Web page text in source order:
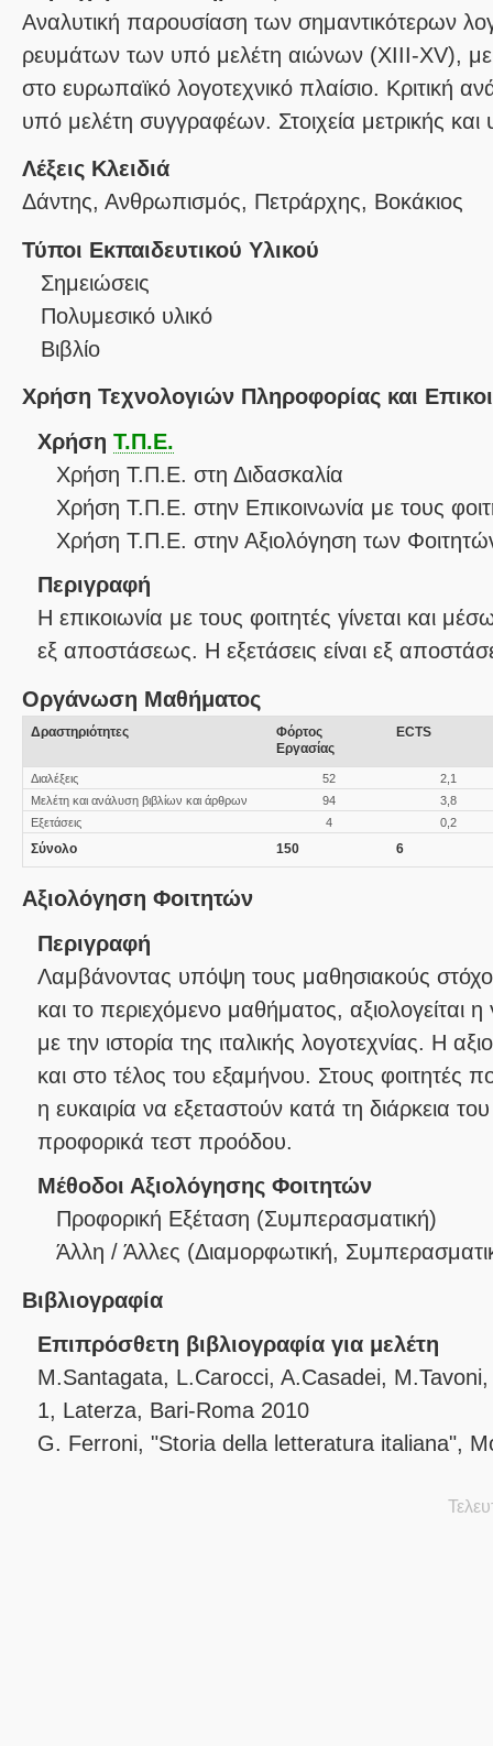
Αναλυτική παρουσίαση των σημαντικότερων
ρευμάτων των υπό μελέτη αιώνων (XIII-XV),
στο ευρωπαϊκό λογοτεχνικό πλαίσιο. Κριτική
υπό μελέτη συγγραφέων. Στοιχεία μετρικής και
Λέξεις Κλειδιά
Δάντης, Ανθρωπισμός, Πετράρχης, Βοκάκιος
Τύποι Εκπαιδευτικού Υλικού
Σημειώσεις
Πολυμεσικό υλικό
Βιβλίο
Χρήση Τεχνολογιών Πληροφορίας και
Χρήση Τ.Π.Ε.
Χρήση Τ.Π.Ε. στη Διδασκαλία
Χρήση Τ.Π.Ε. στην Επικοινωνία με τους
Χρήση Τ.Π.Ε. στην Αξιολόγηση των
Περιγραφή
Η επικοιωνία με τους φοιτητές γίνεται και
εξ αποστάσεως. Η εξετάσεις είναι εξ
Οργάνωση Μαθήματος
Δραστηριότητες
Φόρτος
Εργασίας
ECTS
Διαλέξεις 52
2,1
Μελέτη και ανάλυση βιβλίων και άρθρων
94
3,8
Εξετάσεις
4 0,2
Σύνολο 150 6
Αξιολόγηση Φοιτητών
Περιγραφή
Λαμβάνοντας υπόψη τους μαθησιακούς
και το περιεχόμενο μαθήματος, αξιολογείται
με την ιστορία της ιταλικής λογοτεχνίας. Η
και στο τέλος του εξαμήνου. Στους φοιτητές
η ευκαιρία να εξεταστούν κατά τη διάρκεια
προφορικά τεστ προόδου.
Μέθοδοι Αξιολόγησης Φοιτητών
Προφορική Εξέταση (Συμπερασματική)
Άλλη / Άλλες (Διαμορφωτική,
Βιβλιογραφία
Επιπρόσθετη βιβλιογραφία για μελέτη
M.Santagata, L.Carocci, A.Casadei,
1, Laterza, Bari-Roma 2010
G. Ferroni, "Storia della letteratura italiana",